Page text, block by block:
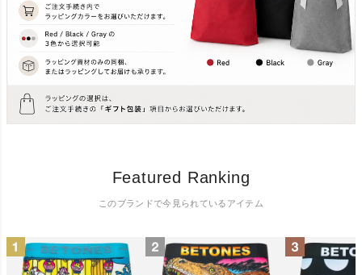
Featured Ranking
このブランドで今見られているアイテム